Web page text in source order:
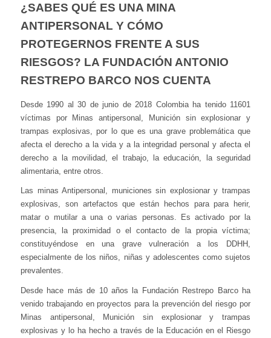
¿SABES QUÉ ES UNA MINA
ANTIPERSONAL Y CÓMO
PROTEGERNOS FRENTE A SUS
RIESGOS? LA FUNDACIÓN ANTONIO
RESTREPO BARCO NOS CUENTA
Desde 1990 al 30 de junio de 2018 Colombia ha tenido 11601
víctimas por Minas antipersonal, Munición sin explosionar y
trampas explosivas, por lo que es una grave problemática que
afecta el derecho a la vida y a la integridad personal y afecta el
derecho a la movilidad, el trabajo, la educación, la seguridad
alimentaria, entre otros.
Las minas Antipersonal, municiones sin explosionar y trampas
explosivas, son artefactos que están hechos para para herir,
matar o mutilar a una o varias personas. Es activado por la
presencia, la proximidad o el contacto de la propia víctima;
constituyéndose en una grave vulneración a los DDHH,
especialmente de los niños, niñas y adolescentes como sujetos
prevalentes.
Desde hace más de 10 años la Fundación Restrepo Barco ha
venido trabajando en proyectos para la prevención del riesgo por
Minas antipersonal, Munición sin explosionar y trampas
explosivas y lo ha hecho a través de la Educación en el Riesgo